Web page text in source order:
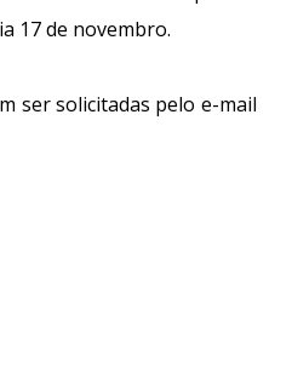
17 de novembro.
ser solicitadas pelo e-mail